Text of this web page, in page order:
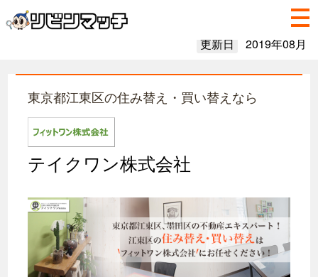
更新日 2019年08月
東京都江東区の住み替え・買い替えなら
テイクワン株式会社